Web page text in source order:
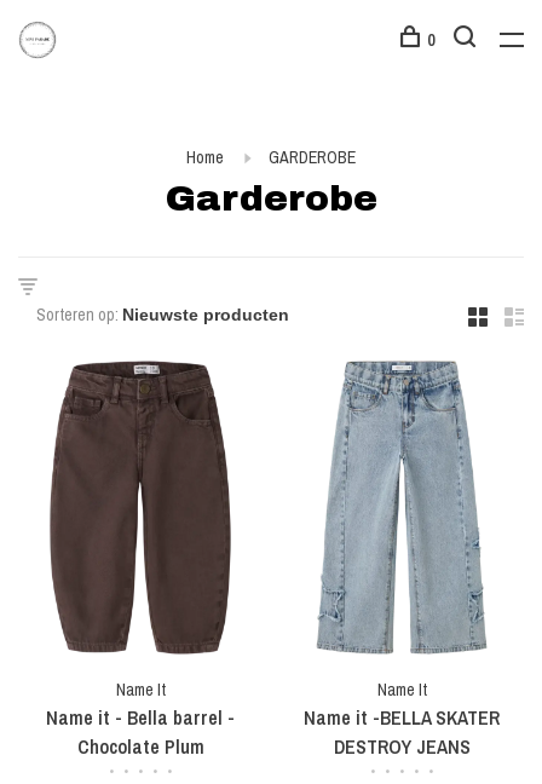
0
Home GARDEROBE
Garderobe
Sorteren op:
Name It
Name it - Bella barrel -
Chocolate Plum
• • • • •
Name It
Name it -BELLA SKATER
DESTROY JEANS
• • • • •